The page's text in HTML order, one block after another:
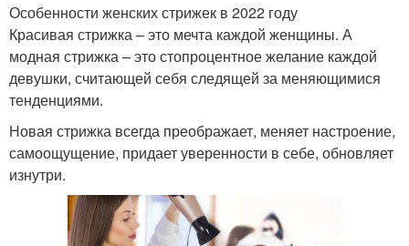
Особенности женских стрижек в 2022 году
Красивая стрижка – это мечта каждой женщины. А
модная стрижка – это стопроцентное желание каждой
девушки, считающей себя следящей за меняющимися
тенденциями.
Новая стрижка всегда преображает, меняет настроение,
самоощущение, придает уверенности в себе, обновляет
изнутри.